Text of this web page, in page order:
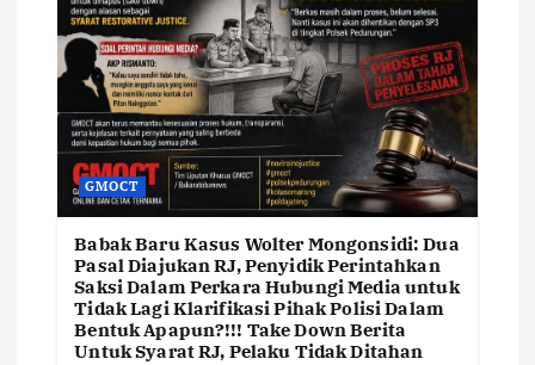
GMOCT
Babak Baru Kasus Wolter Mongonsidi: Dua
Pasal Diajukan RJ, Penyidik Perintahkan
Saksi Dalam Perkara Hubungi Media untuk
Tidak Lagi Klarifikasi Pihak Polisi Dalam
Bentuk Apapun?!!! Take Down Berita
Untuk Syarat RJ, Pelaku Tidak Ditahan